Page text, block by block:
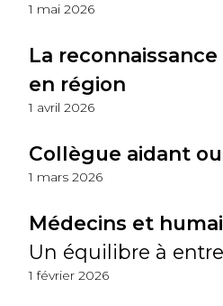
1 mai 2026
La
en région
1 avril 2026
Collègue aidant
1 mars 2026
Médecins et
Un équilibre à
1 février 2026